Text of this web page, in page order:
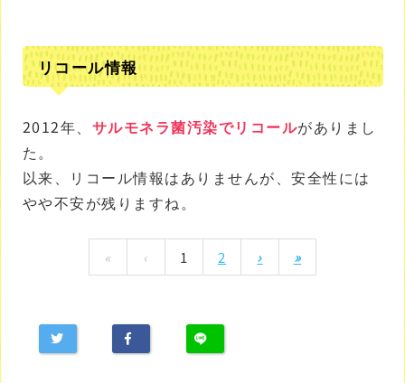
リコール情報
2012年、 サルモネラ菌汚染でリコールがありまし
た。
以来、リコール情報はありませんが、安全性には
やや不安が残りますね。
« ‹ 1 2 › »